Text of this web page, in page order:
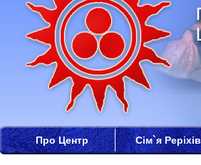
Про Центр Сім`я Реріхів